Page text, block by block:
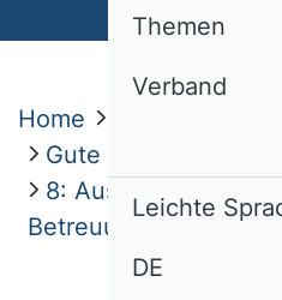
Home
Gute fachliche
8: Ausübung der
Betreuung von
Themen
Verband
Leichte
DE